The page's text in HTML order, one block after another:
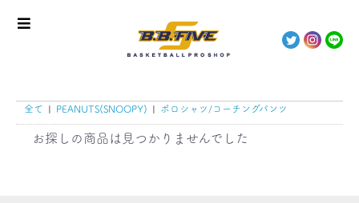
全て | PEANUTS(SNOOPY) | ポロシャツ/コーチングパンツ
お探しの商品は見つかりませんでした